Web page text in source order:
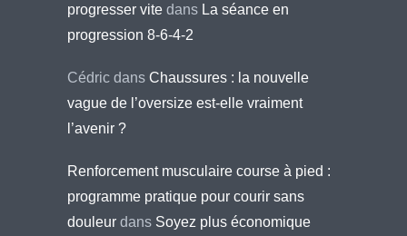
progresser vite dans La séance en
progression 8-6-4-2
Cédric dans Chaussures : la nouvelle
vague de l’oversize est-elle vraiment
l’avenir ?
Renforcement musculaire course à pied :
programme pratique pour courir sans
douleur dans Soyez plus économique